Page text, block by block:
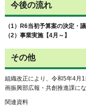
今後の流れ
（1）R6当初予算案の決定・
（2）事業実施【4月～】
その他
組織改正により、令和5年4月
画振興部広報・共創推進課にな
関連資料